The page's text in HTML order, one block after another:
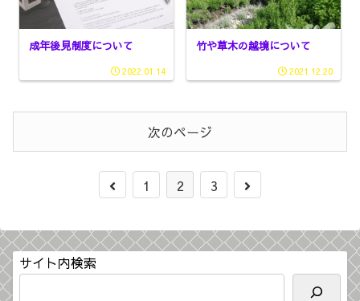
成年後見制度について
2022.01.14
竹や草木の越境について
2021.12.20
次のページ
1 2 3
サイト内検索